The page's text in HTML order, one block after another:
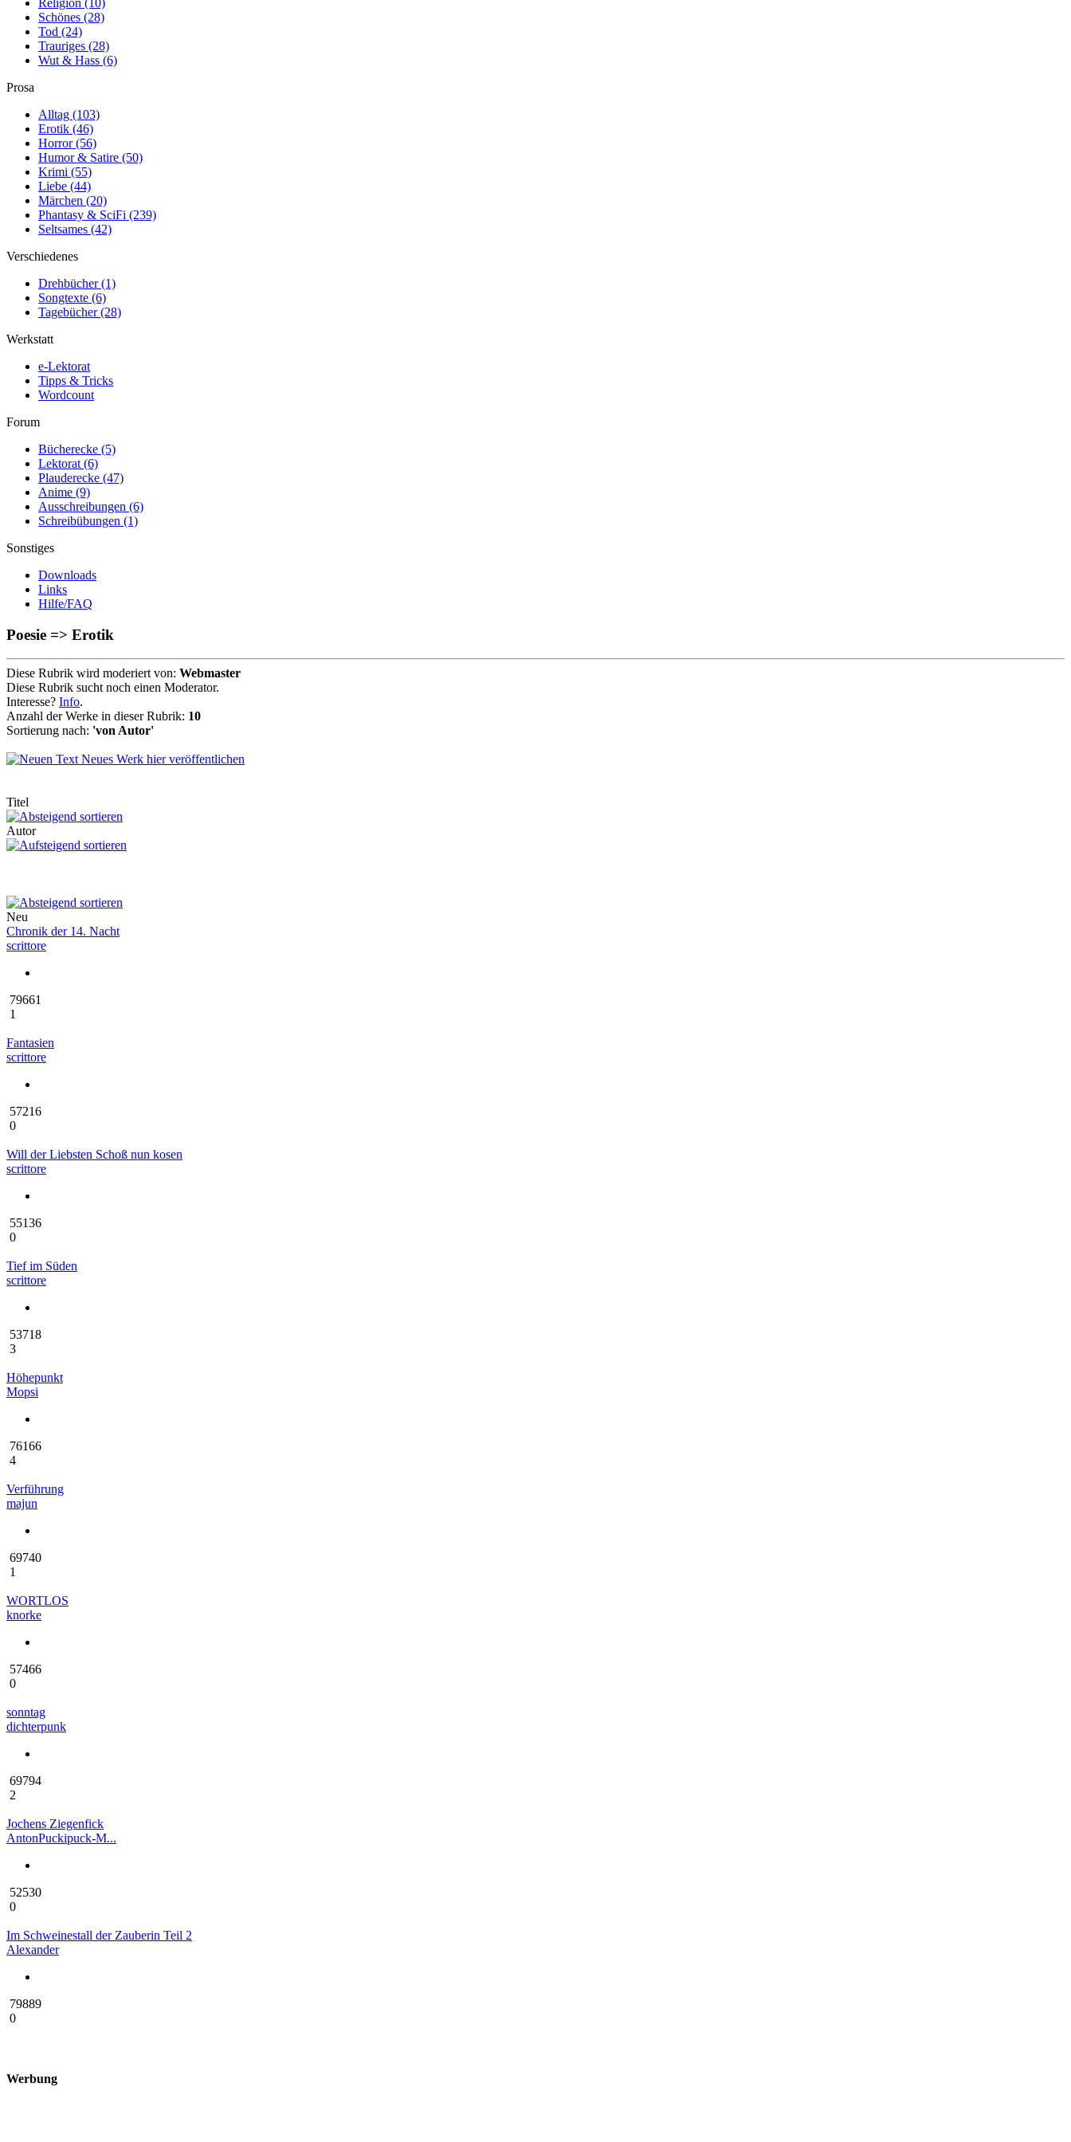
Religion (10)
Schönes (28)
Tod (24)
Trauriges (28)
Wut & Hass (6)
Prosa
Alltag (103)
Erotik (46)
Horror(56)
Humor & Satire (50)
Krimi (55)
Liebe (44)
Märchen (20)
Phantasy & SciFi (239)
Seltsames (42)
Verschiedenes
Drehbücher(1)
Songtexte (6)
Tagebücher(28)
Werkstatt
e-Lektorat
Tipps & Tricks
Wordcount
Forum
Bücherecke (5)
Lektorat (6)
Plauderecke (47)
Anime (9)
Ausschreibungen (6)
Schreibübungen (1)
Sonstiges
Downloads
Links
Hilfe/FAQ
Poesie => Erotik
Diese Rubrik wird moderiert von: Webmaster
Diese Rubrik sucht noch einen Moderator.
Interesse? Info.
Anzahl der Werke in dieser Rubrik: 10
Sortierung nach: 'von Autor'
Neues Werk hier veröffentlichen
Titel
Autor
Neu
Chronik der 14. Nacht
scrittore
79661
1
Fantasien
scrittore
57216
0
Will der Liebsten Schoß nun kosen
scrittore
55136
0
Tief im Süden
scrittore
53718
3
Höhepunkt
Mopsi
76166
4
Verführung
majun
69740
1
WORTLOS
knorke
57466
0
sonntag
dichterpunk
69794
2
Jochens Ziegenfick
AntonPuckipuck-M...
52530
0
Im Schweinestall der Zauberin Teil 2
Alexander
79889
0
Werbung